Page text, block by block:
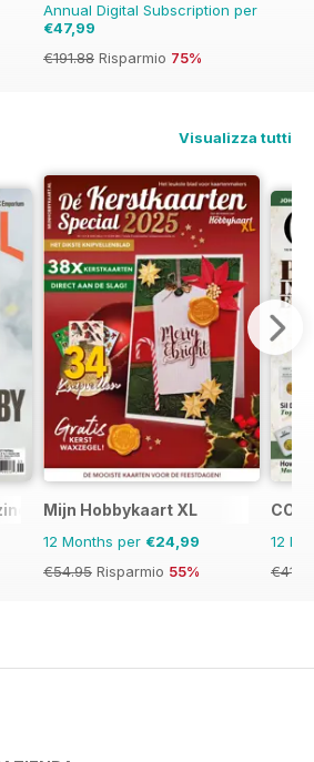
Annual Digital Subscription per
€47,99
€191.88 Risparmio 75%
Visualizza tutti
Mijn Hobbykaart XL
12 Months per €24,99
€54.95 Risparmio 55%
12